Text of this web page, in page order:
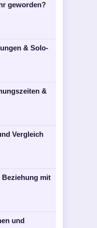
geworden?
& Solo-
&
Vergleich
Beziehung mit
und